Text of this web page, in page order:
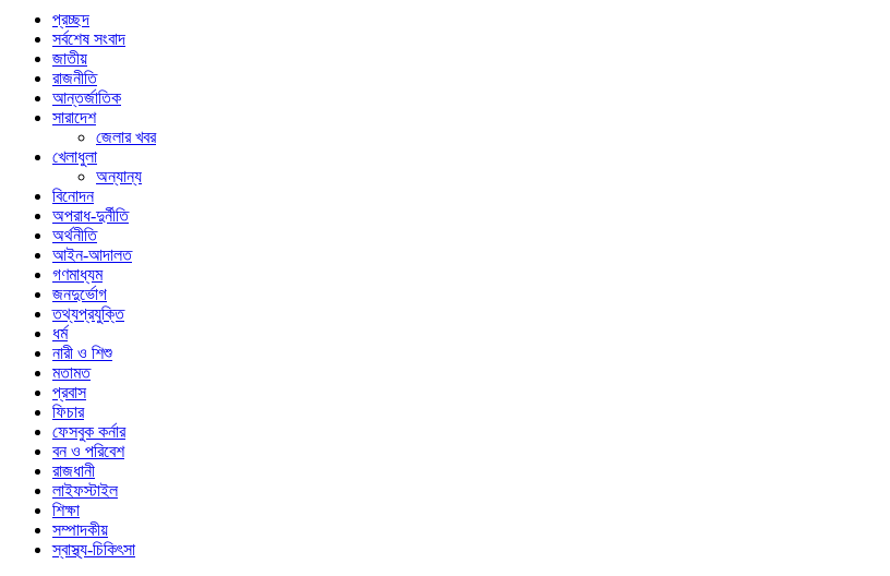
প্রচ্ছদ
সর্বশেষ সংবাদ
জাতীয়
রাজনীতি
আন্তর্জাতিক
সারাদেশ
জেলার খবর
খেলাধুলা
অন্যান্য
বিনোদন
অপরাধ-দুর্নীতি
অর্থনীতি
আইন-আদালত
গণমাধ্যম
জনদুর্ভোগ
তথ্যপ্রযুক্তি
ধর্ম
নারী ও শিশু
মতামত
প্রবাস
ফিচার
ফেসবুক কর্নার
বন ও পরিবেশ
রাজধানী
লাইফস্টাইল
শিক্ষা
সম্পাদকীয়
স্বাস্থ্য-চিকিৎসা